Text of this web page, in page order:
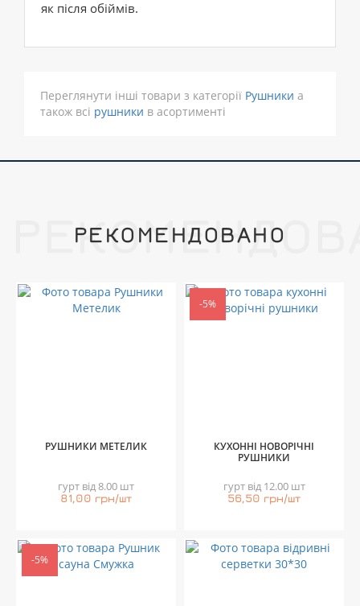
як після обіймів.
Переглянути інші товари з категорії Рушники а
також всі рушники в асортименті
РЕКОМЕНДОВАНО
РУШНИКИ МЕТЕЛИК
гурт від 8.00 шт
81,00 грн/шт
-5%
КУХОННІ НОВОРІЧНІ
РУШНИКИ
гурт від 12.00 шт
56,50 грн/шт
-5%